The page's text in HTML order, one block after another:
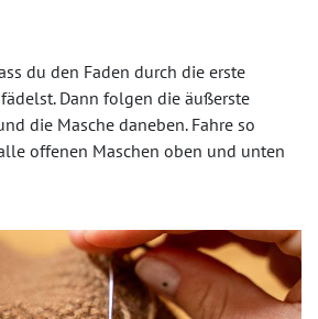
du den Faden durch die erste
Dann folgen die äußerste
die Masche daneben. Fahre so
offenen Maschen oben und unten